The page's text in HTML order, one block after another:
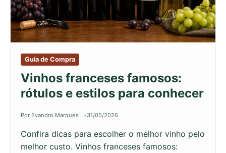
Guia de Compra
Vinhos franceses famosos:
rótulos e estilos para conhecer
Por Evandro Marques 31/05/2026
Confira dicas para escolher o melhor vinho pelo
melhor custo. Vinhos franceses famosos: